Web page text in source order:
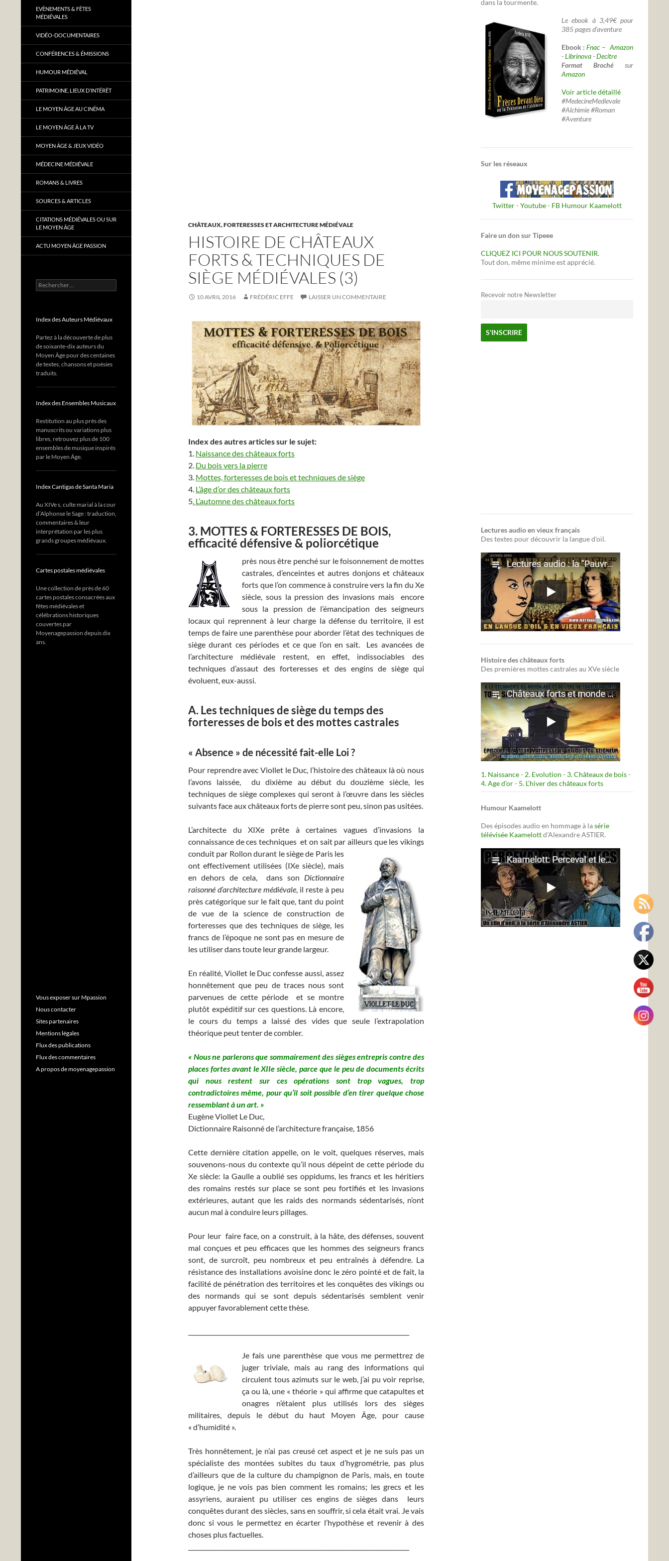
CHÂTEAUX, FORTERESSES ET ARCHITECTURE MÉDIÉVALE
HISTOIRE DE CHÂTEAUX
FORTS & TECHNIQUES DE
SIÈGE MÉDIÉVALES (3)
10 AVRIL 2016 FRÉDÉRIC EFFE LAISSER UN COMMENTAIRE
Index des autres articles sur le sujet:
1. Naissance des châteaux forts
2. Du bois vers la pierre
3. Mottes, forteresses de bois et techniques de siège
4. L’âge d’or des châteaux forts
5. L’automne des châteaux forts
3. MOTTES & FORTERESSES DE BOIS,
efficacité défensive & poliorcétique
près nous être penché sur le foisonnement de mottes
castrales, d’enceintes et autres donjons et châteaux
forts que l’on commence à construire vers la fin du Xe
siècle, sous la pression des invasions mais encore
sous la pression de l’émancipation des seigneurs
locaux qui reprennent à leur charge la défense du territoire, il est
temps de faire une parenthèse pour aborder l’état des techniques de
siège durant ces périodes et ce que l’on en sait. Les avancées de
l’architecture médiévale restent, en effet, indissociables des
techniques d’assaut des forteresses et des engins de siège qui
évoluent, eux-aussi.
A. Les techniques de siège du temps des
forteresses de bois et des mottes castrales
« Absence » de nécessité fait-elle Loi ?
Pour reprendre avec Viollet le Duc, l’histoire des châteaux là où nous
l’avons laissée, du dixième au début du douzième siècle, les
techniques de siège complexes qui seront à l’œuvre dans les siècles
suivants face aux châteaux forts de pierre sont peu, sinon pas usitées.
L’architecte du XIXe prête à certaines vagues d’invasions la
connaissance de ces techniques et on sait par ailleurs que les vikings
conduit par Rollon durant le siègede Paris les
ont effectivement utilisées (IXe siècle), mais
en dehors de cela, dans son Dictionnaire
raisonné d’architecture médiévale, il reste à peu
près catégorique sur le fait que, tant du point
de vue de la science de construction de
forteresses que des techniques de siège, les
francs de l’époque ne sont pas en mesure de
les utiliser dans toute leur grande largeur.
En réalité, Viollet le Duc confesse aussi, assez
honnêtement que peu de traces nous sont
parvenues de cette période et se montre
plutôt expéditif sur ces questions. Là encore,
le cours du temps a laissé des vides que seule l’extrapolation
théorique peut tenter de combler.
« Nous ne parlerons que sommairement des sièges entrepris contre des
places fortes avant le XIIe siècle, parce que le peu de documents écrits
qui nous restent sur ces opérations sont trop vagues, trop
contradictoires même, pour qu’il soit possible d’en tirer quelque chose
ressemblant à un art. »
Eugène Viollet Le Duc,
Dictionnaire Raisonné de l’architecture française, 1856
Cette dernière citation appelle, on le voit, quelques réserves, mais
souvenons-nous du contexte qu’il nous dépeint de cette période du
Xe siècle: la Gaulle a oublié ses oppidums, les francs et les héritiers
des romains restés sur place se sont peu fortifiés et les invasions
extérieures, autant que les raids des normands sédentarisés, n’ont
aucun mal à conduire leurs pillages.
Pour leur faire face, on a construit, à la hâte, des défenses, souvent
mal conçues et peu efficaces que les hommes des seigneurs francs
sont, de surcroît, peu nombreux et peu entraînés à défendre. La
résistance des installations avoisine donc le zéro pointé et de fait, la
facilité de pénétration des territoires et les conquêtes des vikings ou
des normands qui se sont depuis sédentarisés semblent venir
appuyer favorablement cette thèse.
Je fais une parenthèse que vous me permettrez de
juger triviale, mais au rang des informations qui
circulent tous azimuts sur le web, j’ai pu voir reprise,
ça ou là, une « théorie » qui affirme que catapultes et
onagres n’étaient plus utilisés lors des sièges
militaires, depuis le début du haut Moyen Âge, pour cause
« d’humidité ».
Très honnêtement, je n’ai pas creusé cet aspect et je ne suis pas un
spécialiste des montées subites du taux d’hygrométrie, pas plus
d’ailleurs que de la culture du champignon de Paris, mais, en toute
logique, je ne vois pas bien comment les romains; les grecs et les
assyriens, auraient pu utiliser ces engins de sièges dans leurs
conquêtes durant des siècles, sans en souffrir, si cela était vrai. Je vais
donc si vous le permettez en écarter l’hypothèse et revenir à des
choses plus factuelles.
dans la tourmente.
Le ebook à 3,49€ pour
385 pages d'aventure
Ebook :Fnac – Amazon
-Librinova-Decitre
Format Broché sur
Amazon
Voir article détaillé
#MedecineMedievale
#Alchimie #Roman
#Aventure
Sur les réseaux
Twitter- Youtube- FB Humour Kaamelott
Faire un don sur Tipeee
CLIQUEZ ICI POUR NOUS SOUTENIR.
Tout don, même minime est apprécié.
Recevoir notre Newsletter
Lectures audio en vieux français
Des textes pour découvrir la langue d'oïl.
Histoire des châteaux forts
Des premières mottes castrales au XVe siècle
1. Naissance- 2. Evolution - 3. Châteaux de bois-
4. Age d’or- 5. L’hiver des châteaux forts
Humour Kaamelott
Des épisodes audio en hommage à lasérie
télévisée Kaamelottd'Alexandre ASTIER.
EVÈNEMENTS & FÊTES
MÉDIÉVALES
VIDÉO-DOCUMENTAIRES
CONFÉRENCES & ÉMISSIONS
HUMOUR MÉDIÉVAL
PATRIMOINE, LIEUX D’INTÉRÊT
LE MOYEN ÂGE AU CINÉMA
LE MOYEN ÂGE À LA TV
MOYEN ÂGE & JEUX VIDÉO
MÉDECINE MÉDIÉVALE
ROMANS & LIVRES
SOURCES & ARTICLES
CITATIONS MÉDIÉVALES OU SUR
LE MOYEN ÂGE
ACTU MOYEN ÂGE PASSION
Rechercher :
Index des Auteurs Médiévaux
Partez à la découverte de plus
de soixante-dix auteurs du
Moyen Âge pour des centaines
de textes, chansons et poésies
traduits.
Index des Ensembles Musicaux
Restitution au plus près des
manuscrits ou variations plus
libres, retrouvez plus de 100
ensembles de musique inspirés
par le Moyen Âge.
Index Cantigas de Santa Maria
Au XIVe s, culte marial à la cour
d’Alphonse le Sage : traduction,
commentaires & leur
interprétation par les plus
grands groupes médiévaux.
Cartes postales médiévales
Une collection de près de 60
cartes postales consacrées aux
fêtes médiévales et
célébrations historiques
couvertes par
Moyenagepassion depuis dix
ans.
Vous exposer sur Mpassion
Nous contacter
Sites partenaires
Mentions légales
Flux des publications
Flux des commentaires
A propos de moyenagepassion